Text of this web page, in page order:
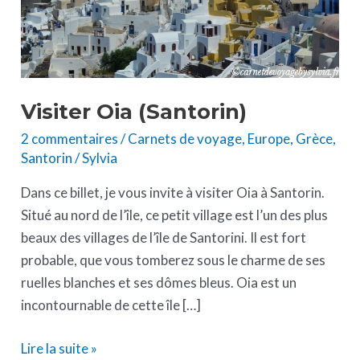
Visiter Oia (Santorin)
2 commentaires/Carnets de voyage, Europe, Grèce,
Santorin/Sylvia
Dans ce billet, je vous invite à visiter Oia à Santorin.
Situé au nord de l’île, ce petit village est l’un des plus
beaux des villages de l’île de Santorini. Il est fort
probable, que vous tomberez sous le charme de ses
ruelles blanches et ses dômes bleus. Oia est un
incontournable de cette île […]
Lire la suite »